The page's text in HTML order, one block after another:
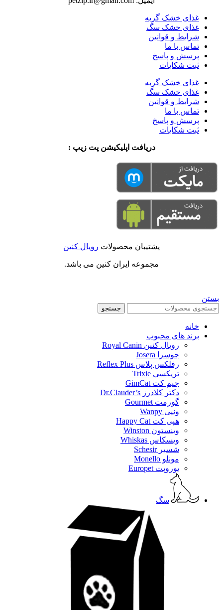
غذای خشک گربه
غذای خشک سگ
شرایط و قوانین
تماس با ما
پرسش و پاسخ
ثبت شکایات
غذای خشک گربه
غذای خشک سگ
شرایط و قوانین
تماس با ما
پرسش و پاسخ
ثبت شکایات
دریافت اپلیکیشن پت زیپ :
پشتیبان محصولات رویال کنین
مجموعه ایران کنین می باشد.
بستن
جستجو
خانه
برند های محبوب
رویال کنین Royal Canin
جوسرا Josera
رفلکس پلاس Reflex Plus
تریکسی Trixie
جیم کت GimCat
دکتر کلادرز Dr.Clauder’s
گورمت Gourmet
ونپی Wanpy
هپی کت Happy Cat
وینستون Winston
ویسکاس Whiskas
شسیر Schesir
مونلو Monello
یوروپت Europet
سگ